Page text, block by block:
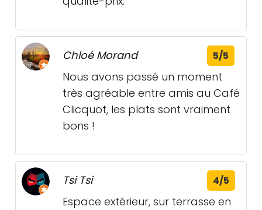
Chloé Morand 5/5
Nous avons passé un moment
très agréable entre amis au Café
Clicquot, les plats sont vraiment
bons !
Tsi Tsi 4/5
Espace extérieur, sur terrasse en